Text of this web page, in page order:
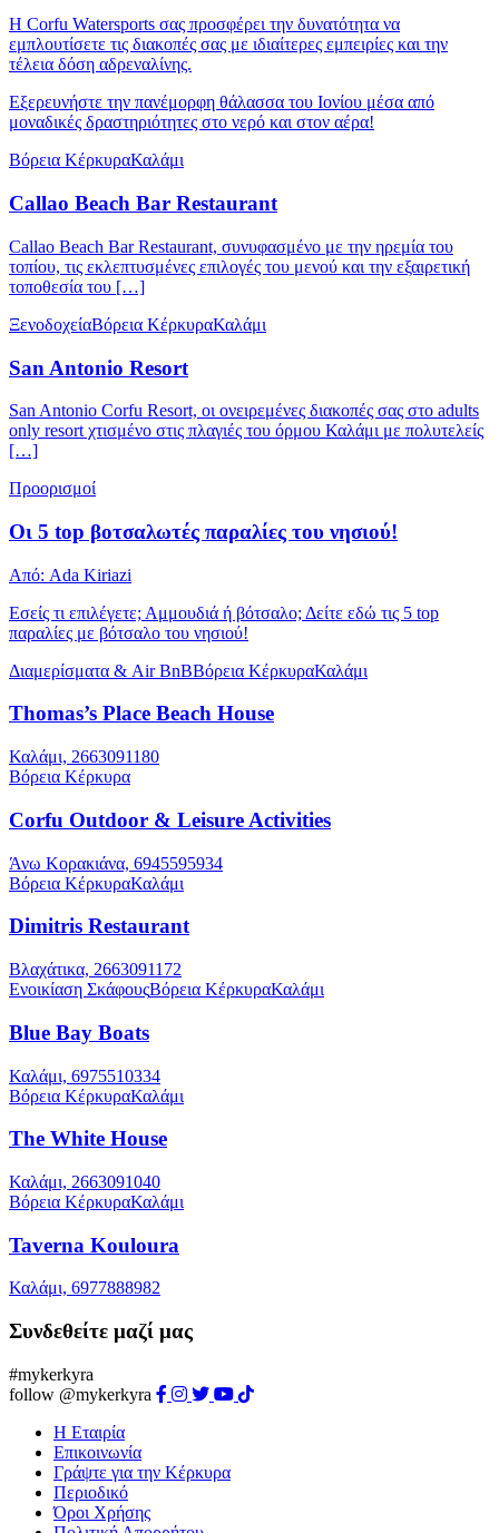
Η Corfu Watersports σας προσφέρει την δυνατότητα να
εμπλουτίσετε τις διακοπές σας με ιδιαίτερες εμπειρίες και την
τέλεια δόση αδρεναλίνης.
Εξερευνήστε την πανέμορφη θάλασσα του Ιονίου μέσα από
μοναδικές δραστηριότητες στο νερό και στον αέρα!
Βόρεια ΚέρκυραΚαλάμι
Callao Beach Bar Restaurant
Callao Beach Bar Restaurant, συνυφασμένο με την ηρεμία του
τοπίου, τις εκλεπτυσμένες επιλογές του μενού και την εξαιρετική
τοποθεσία του […]
ΞενοδοχείαΒόρεια ΚέρκυραΚαλάμι
San Antonio Resort
San Antonio Corfu Resort, οι ονειρεμένες διακοπές σας στο adults
only resort χτισμένο στις πλαγιές του όρμου Καλάμι με πολυτελείς
[…]
Προορισμοί
Οι 5 top βοτσαλωτές παραλίες του νησιού!
Από: Ada Kiriazi
Εσείς τι επιλέγετε; Αμμουδιά ή βότσαλο; Δείτε εδώ τις 5 top
παραλίες με βότσαλο του νησιού!
Διαμερίσματα & Air BnBΒόρεια ΚέρκυραΚαλάμι
Thomas’s Place Beach House
Καλάμι, 2663091180
Βόρεια Κέρκυρα
Corfu Outdoor & Leisure Activities
Άνω Κορακιάνα, 6945595934
Βόρεια ΚέρκυραΚαλάμι
Dimitris Restaurant
Βλαχάτικα, 2663091172
Ενοικίαση ΣκάφουςΒόρεια ΚέρκυραΚαλάμι
Blue Bay Boats
Καλάμι, 6975510334
Βόρεια ΚέρκυραΚαλάμι
The White House
Καλάμι, 2663091040
Βόρεια ΚέρκυραΚαλάμι
Taverna Kouloura
Καλάμι, 6977888982
Συνδεθείτε μαζί μας
#mykerkyra
follow @mykerkyra
Η Εταιρία
Επικοινωνία
Γράψτε για την Κέρκυρα
Περιοδικό
Όροι Χρήσης